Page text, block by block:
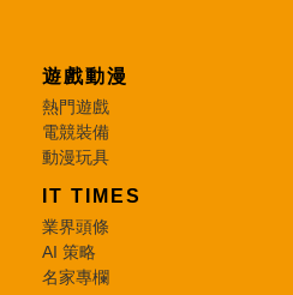
遊戲動漫
熱門遊戲
電競裝備
動漫玩具
IT TIMES
業界頭條
AI 策略
名家專欄